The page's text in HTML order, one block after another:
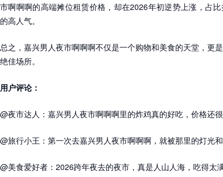
市啊啊啊的高端摊位租赁价格，却在2026年初逆势上涨，占
的高人气。
总之，嘉兴男人夜市啊啊啊不仅是一个购物和美食的天堂，更
绝佳场所。
用户评论：
@夜市达人：嘉兴男人夜市啊啊啊里的炸鸡真的好吃，价格还
@旅行小王：第一次去嘉兴男人夜市啊啊啊，就被那里的灯光
@美食爱好者：2026跨年夜去的夜市，真是人山人海，吃得太